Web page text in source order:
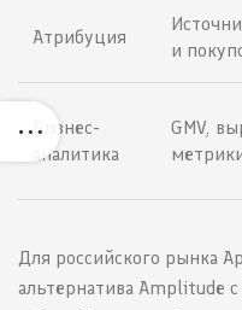
Атрибуция
и
Бизнес-
аналитика
GMV,
Для российского рынка
альтернатива Amplitude